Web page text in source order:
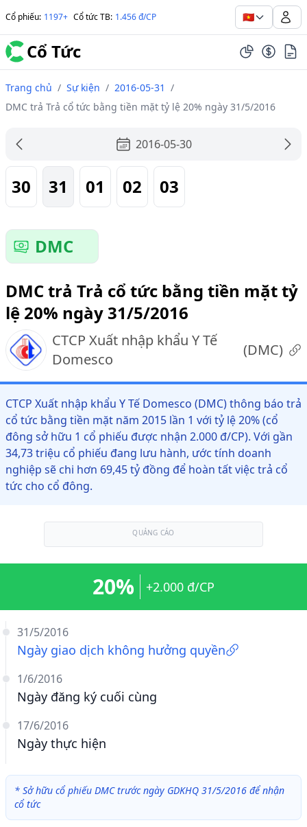
Cổ phiếu: 1197+ Cổ tức TB: 1.456 đ/CP 🇻🇳
Cổ Tức
Trang chủ / Sự kiện / 2016-05-31 /
DMC trả Trả cổ tức bằng tiền mặt tỷ lệ 20% ngày 31/5/2016
2016-05-30
30 31 01 02 03
DMC
DMC trả Trả cổ tức bằng tiền mặt tỷ
lệ 20% ngày 31/5/2016
CTCP Xuất nhập khẩu Y Tế
Domesco
(DMC)
CTCP Xuất nhập khẩu Y Tế Domesco (DMC) thông báo trả
cổ tức bằng tiền mặt năm 2015 lần 1 với tỷ lệ 20% (cổ
đông sở hữu 1 cổ phiếu được nhận 2.000 đ/CP). Với gần
34,73 triệu cổ phiếu đang lưu hành, ước tính doanh
nghiệp sẽ chi hơn 69,45 tỷ đồng để hoàn tất việc trả cổ
tức cho cổ đông.
QUẢNG CÁO
31/5/2016
Ngày giao dịch không hưởng quyền
1/6/2016
Ngày đăng ký cuối cùng
17/6/2016
Ngày thực hiện
20% +2.000 đ/CP
* Sở hữu cổ phiếu DMC trước ngày GDKHQ 31/5/2016 để nhận
cổ tức